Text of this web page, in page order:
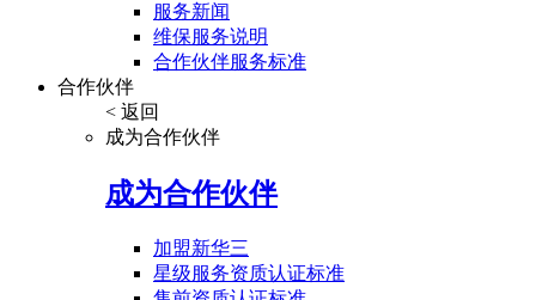
服务新闻
维保服务说明
合作伙伴服务标准
合作伙伴
< 返回
成为合作伙伴
成为合作伙伴
加盟新华三
星级服务资质认证标准